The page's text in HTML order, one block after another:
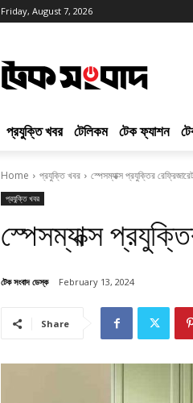
Friday, August 7, 2026
প্রযুক্তি খবর টেলিকম টেক ফ্যাশন
Home প্রযুক্তি খবর স্পেসম্যাক্স প্রযুক্তির
প্রযুক্তি খবর
স্পেসম্যাক্স
টেক সংবাদ ডেস্ক February 13, 2024
Share